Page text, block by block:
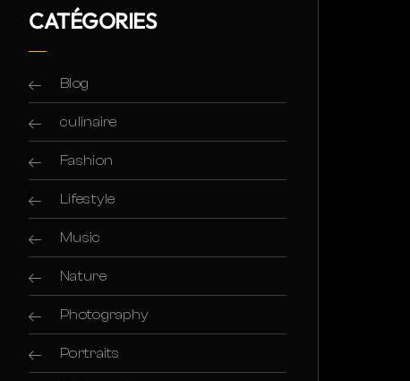
CATÉGORIES
Blog
culinaire
Fashion
Lifestyle
Music
Nature
Photography
Portraits